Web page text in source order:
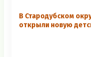
В Стародубском
открыли новую